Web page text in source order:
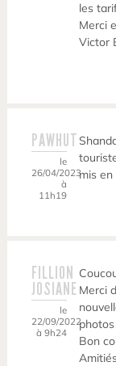
les
Merci
Victor
PAWHUT
le
26/04/2023
à
11h19
mis en
FILLION
JOSIANE
le
22/09/2022
à 9h24
Merci
Bon